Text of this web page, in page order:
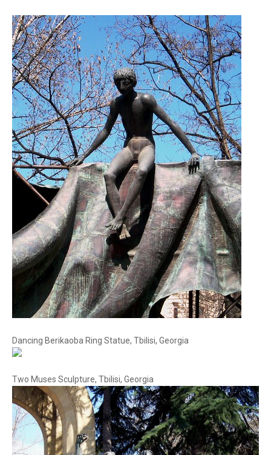
Dancing Berikaoba Ring Statue, Tbilisi, Georgia
Two Muses Sculpture, Tbilisi, Georgia